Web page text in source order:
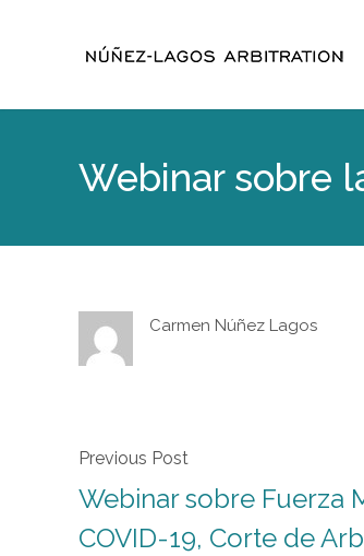
Webinar sobre
Carmen Núñez Lagos
Previous Post
Webinar sobre Fuerza
COVID-19, Corte de